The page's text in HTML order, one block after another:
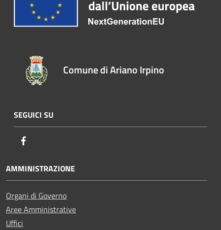
Comune di Ariano Irpino
SEGUICI SU
AMMINISTRAZIONE
Organi di Governo
Aree Amministrative
Uffici